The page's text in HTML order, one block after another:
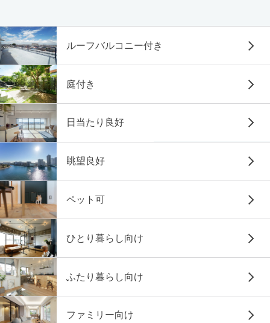
ルーフバルコニー付き
庭付き
日当たり良好
眺望良好
ペット可
ひとり暮らし向け
ふたり暮らし向け
ファミリー向け